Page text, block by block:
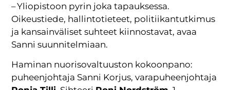
– Yliopistoon pyrin joka tapauksessa.
Oikeustiede, hallintotieteet, politiikantutkimus
ja kansainväliset suhteet kiinnostavat, avaa
Sanni suunnitelmiaan.
Haminan nuorisovaltuuston kokoonpano:
puheenjohtaja Sanni Korjus, varapuheenjohtaja